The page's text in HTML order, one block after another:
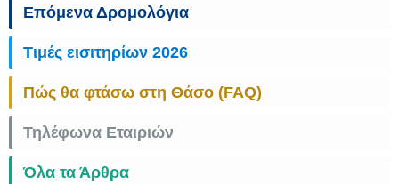
Επόμενα Δρομολόγια
Τιμές εισιτηρίων 2026
Πώς θα φτάσω στη Θάσο (FAQ)
Τηλέφωνα Εταιριών
Όλα τα Άρθρα